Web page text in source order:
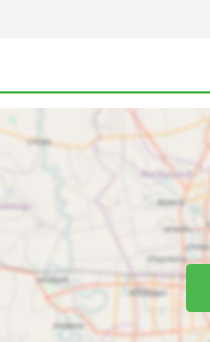
. 로컬, 익스프레스 또
버스 또는 VIP 버스
되며 때로는 빌트인
는 동안 식사가 제공됩
급을 현명하게 선택
버스로 여행하는 데
는 것이 좋습니다.